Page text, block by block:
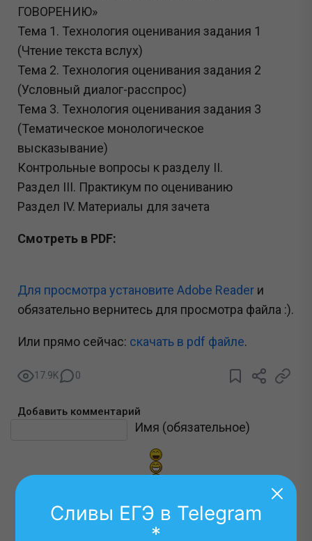
ГОВОРЕНИЮ»
Тема 1. Технология оценивания задания 1
(Чтение текста вслух)
Тема 2. Технология оценивания задания 2
(Условный диалог-расспрос)
Тема 3. Технология оценивания задания 3
(Тематическое монологическое
высказывание)
Контрольные вопросы к разделу II.
Раздел III. Практикум по оцениванию
Раздел IV. Материалы для зачета
Смотреть в PDF:
Для просмотра установите Adobe Reader и
обязательно вернитесь для просмотра файла :).
Или прямо сейчас: cкачать в pdf файле.
17.9K 0
Добавить комментарий
Имя (обязательное)
Сливы ЕГЭ в Telegram
*